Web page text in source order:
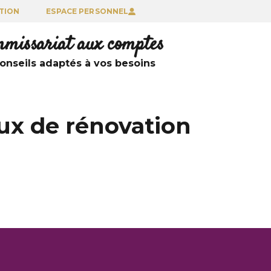
ESPACE PERSONNEL
aux comptes
adaptés à vos besoins
de rénovation